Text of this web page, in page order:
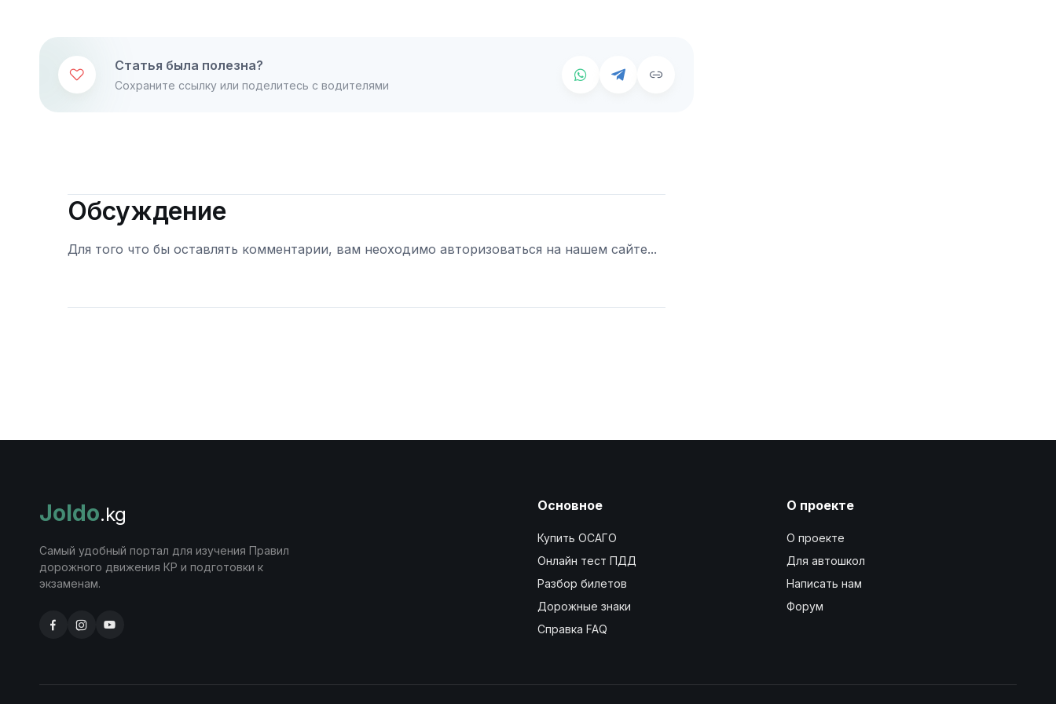
Статья была полезна?
Сохраните ссылку или поделитесь с водителями
Обсуждение
Для того что бы оставлять комментарии, вам неоходимо авторизоваться на нашем сайте...
Joldo.kg
Самый удобный портал для изучения Правил
дорожного движения КР и подготовки к
экзаменам.
Основное
Купить ОСАГО
Онлайн тест ПДД
Разбор билетов
Дорожные знаки
Справка FAQ
О проекте
О проекте
Для автошкол
Написать нам
Форум